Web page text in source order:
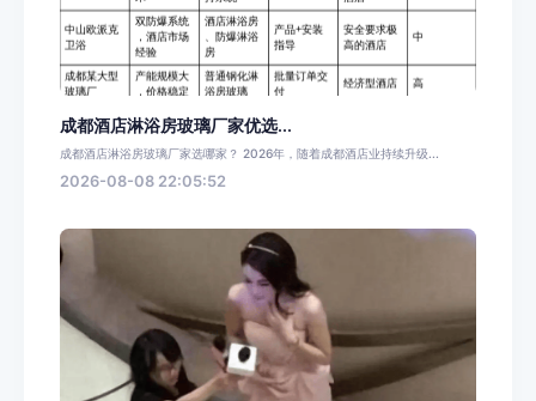
成都酒店淋浴房玻璃厂家优选...
成都酒店淋浴房玻璃厂家选哪家？ 2026年，随着成都酒店业持续升级...
2026-08-08 22:05:52